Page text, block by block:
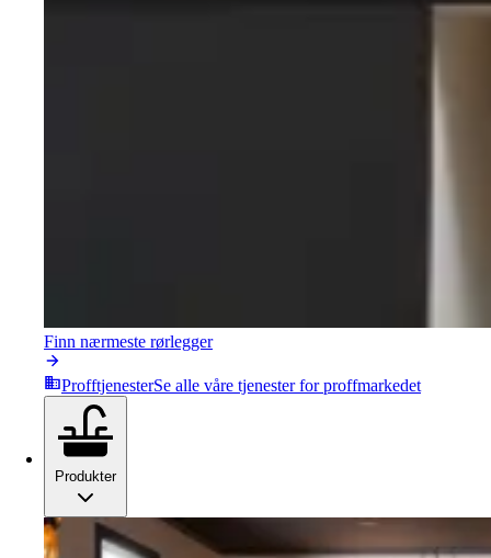
Finn nærmeste rørlegger
ProfftjenesterSe alle våre tjenester for proffmarkedet
Produkter